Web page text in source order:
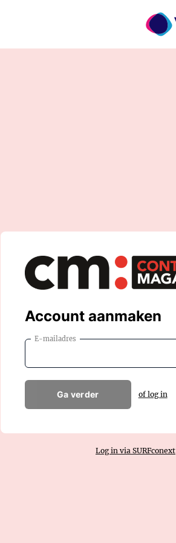
Account aanmaken
E-mailadres
Ga verder of log in
Log in via SURFconext